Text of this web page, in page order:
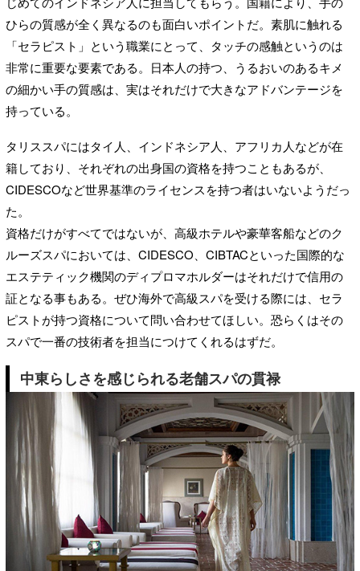
ひらの質感が全く異なるのも面白いポイントだ。素肌に触れる
「セラピスト」という職業にとって、タッチの感触というのは
非常に重要な要素である。日本人の持つ、うるおいのあるキメ
の細かい手の質感は、実はそれだけで大きなアドバンテージを
持っている。
タリススパにはタイ人、インドネシア人、アフリカ人などが在
籍しており、それぞれの出身国の資格を持つこともあるが、
CIDESCOなど世界基準のライセンスを持つ者はいないようだっ
た。
資格だけがすべてではないが、高級ホテルや豪華客船などのク
ルーズスパにおいては、CIDESCO、CIBTACといった国際的な
エステティック機関のディプロマホルダーはそれだけで信用の
証となる事もある。ぜひ海外で高級スパを受ける際には、セラ
ピストが持つ資格について問い合わせてほしい。恐らくはその
スパで一番の技術者を担当につけてくれるはずだ。
中東らしさを感じられる老舗スパの貫禄